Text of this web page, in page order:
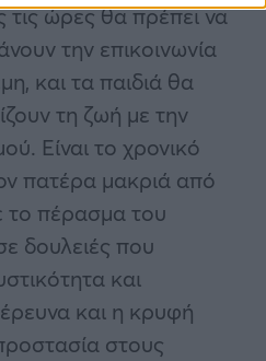
τις ώρες θα πρέπει να
την επικοινωνία
και τα παιδιά θα
τη ζωή με την
Είναι το χρονικό
πατέρα μακριά από
το πέρασμα του
δουλειές που
και
και η κρυφή
στους